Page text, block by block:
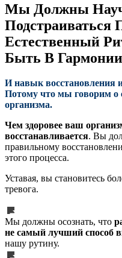
Мы Должны
Подстраиваться
Естественный
Быть В
И навык восстановления
Потому что мы говорим о
организма.
Чем здоровее ваш
восстанавливается. Вы
правильному
этого процесса.
Уставая, вы становитесь
тревога.
Мы должны осознать, что
не самый лучший способ
нашу рутину.